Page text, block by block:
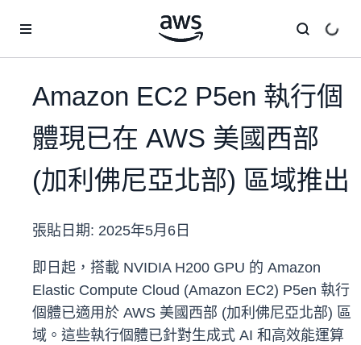
Amazon EC2 P5en 執行個
體現已在 AWS 美國西部
(加利佛尼亞北部) 區域推出
張貼日期: 2025年5月6日
即日起，搭載 NVIDIA H200 GPU 的 Amazon
Elastic Compute Cloud (Amazon EC2) P5en 執行
個體已適用於 AWS 美國西部 (加利佛尼亞北部) 區
域。這些執行個體已針對生成式 AI 和高效能運算